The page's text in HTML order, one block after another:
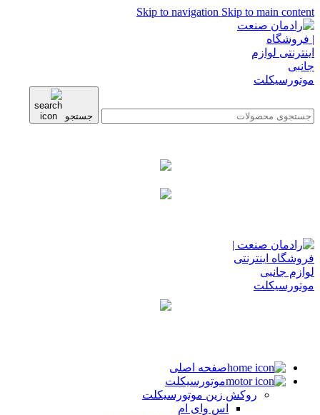
Skip to navigation Skip to main content
جستجو
صفحه اصلی
موتورسیکلت
روکش زین موتورسیکلت
اس وای ام